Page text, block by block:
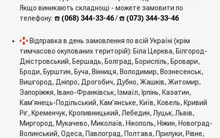
Якщо виникають складнощі - можете замовити по
телефону: ☎️ (068) 344-33-46/ ☎️ (073) 344-33-46
Відправка в день замовлення по всій Україні (крім
тимчасово окупованих територій): Біла Церква, Білгород-
Дністровський, Бершадь, Болград, Бориспіль, Бровари,
Броди, Бурштин, Буча, Вінниця, Володимир, Вознесенськ,
Вишгород, Дніпро, Дрогобич, Дубно, Жашків, Житомир,
Запоріжжя, Івано-Франківськ, Ізмаїл, Ірпінь, Казатин,
Кам’янець-Подільський, Кам’янське, Київ, Ковель, Кривий
Ріг, Кременчук, Кропивницький, Лебедин, Луцьк, Львів,
Миргород, Мукачево, Миколаїв, Нікополь, Ніжин, Новоград-
Волинський, Одеса, Павлоград, Полтава, Прилуки, Рівне,